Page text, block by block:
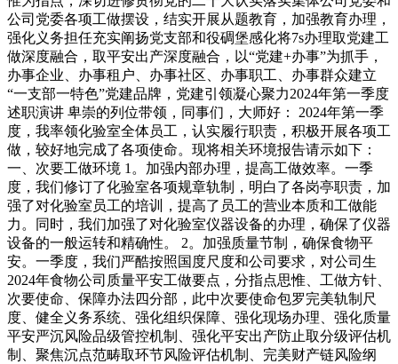
公司党委各项工做摆设，结实开展从题教育，加强教育办理，
强化义务担任充实阐扬党支部和役碉堡感化将7s办理取党建工
做深度融合，取平安出产深度融合，以“党建+办事”为抓手，
办事企业、办事租户、办事社区、办事职工、办事群众建立
“一支部一特色”党建品牌，党建引领凝心聚力2024年第一季度
述职演讲 卑崇的列位带领，同事们，大师好： 2024年第一季
度，我率领化验室全体员工，认实履行职责，积极开展各项工
做，较好地完成了各项使命。现将相关环境报告请示如下：
一、次要工做环境 1。加强内部办理，提高工做效率。一季
度，我们修订了化验室各项规章轨制，明白了各岗亭职责，加
强了对化验室员工的培训，提高了员工的营业本质和工做能
力。同时，我们加强了对化验室仪器设备的办理，确保了仪器
设备的一般运转和精确性。 2。加强质量节制，确保食物平
安。一季度，我们严酷按照国度尺度和公司要求，对公司生
2024年食物公司质量平安工做要点，分指点思惟、工做方针、
次要使命、保障办法四分部，此中次要使命包罗完美轨制尺
度、健全义务系统、强化组织保障、强化现场办理、强化质量
平安严沉风险品级管控机制、强化平安出产防止取分级评估机
制、聚焦沉点范畴取环节风险评估机制、完美财产链风险纲